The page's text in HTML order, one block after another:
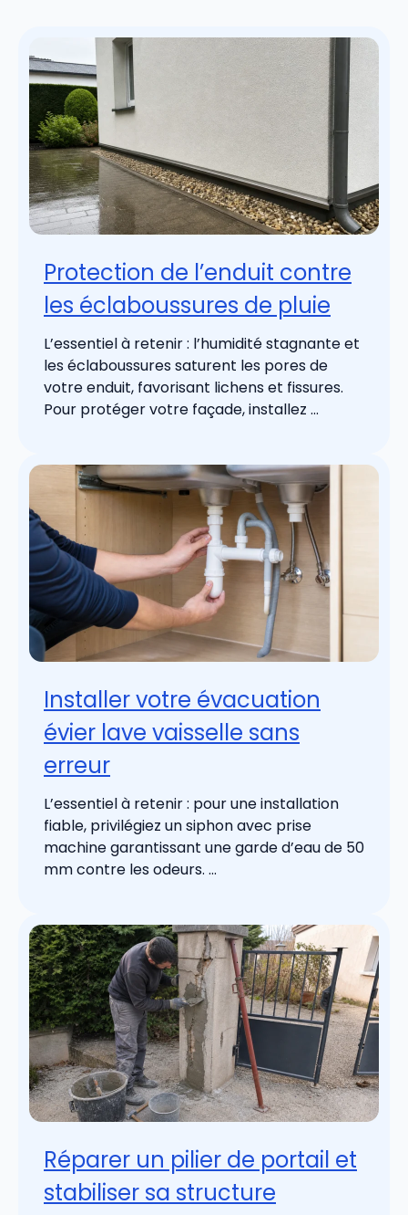
Protection de l’enduit contre
les éclaboussures de pluie
L’essentiel à retenir : l’humidité stagnante et
les éclaboussures saturent les pores de
votre enduit, favorisant lichens et fissures.
Pour protéger votre façade, installez ...
Installer votre évacuation
évier lave vaisselle sans
erreur
L’essentiel à retenir : pour une installation
fiable, privilégiez un siphon avec prise
machine garantissant une garde d’eau de 50
mm contre les odeurs. ...
Réparer un pilier de portail et
stabiliser sa structure